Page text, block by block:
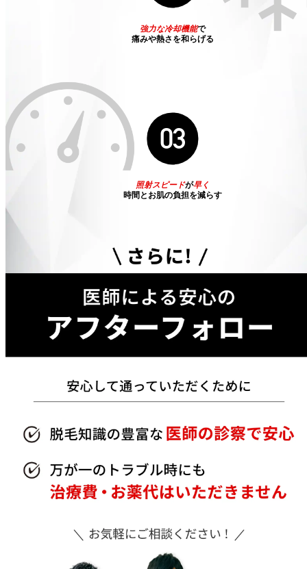
強力な冷却機能で
痛みや熱さを和らげる
03
照射スピードが早く
時間とお肌の負担を減らす